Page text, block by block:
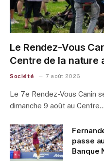
Le Rendez-Vous
Centre de la nature
Société 7 août 2026
Le 7e Rendez-Vous Canin
dimanche 9 août au Centre…
passe
Banque